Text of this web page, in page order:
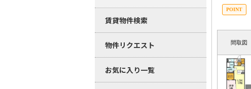
間取図
賃貸物件検索
物件リクエスト
お気に入り一覧